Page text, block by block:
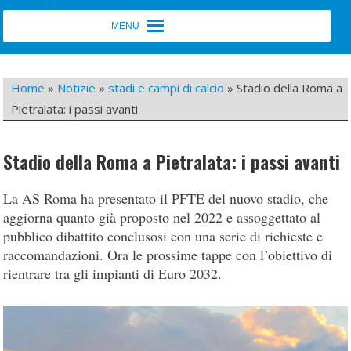
Home » Notizie »stadi e campi di calcio »Stadio della Roma a
Pietralata: i passi avanti
Stadio della Roma a Pietralata: i passi avanti
La AS Roma ha presentato il PFTE del nuovo stadio, che
aggiorna quanto già proposto nel 2022 e assoggettato al
pubblico dibattito conclusosi con una serie di richieste e
raccomandazioni. Ora le prossime tappe con l’obiettivo di
rientrare tra gli impianti di Euro 2032.